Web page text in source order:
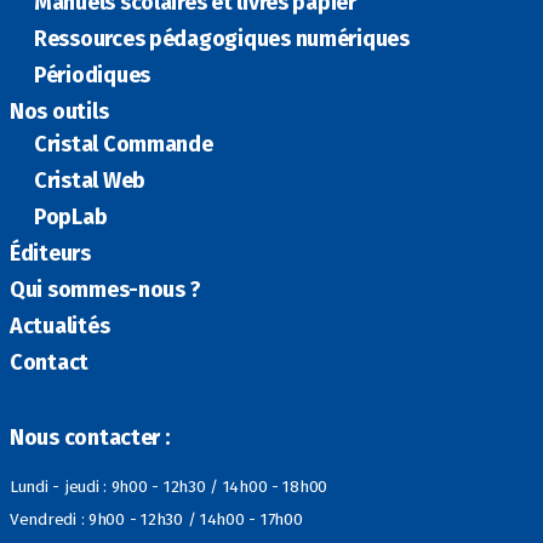
Ressources pédagogiques numériques
Périodiques
Nos outils
Cristal Commande
Cristal Web
PopLab
Éditeurs
Qui sommes-nous ?
Actualités
Contact
Nous contacter :
Lundi - jeudi : 9h00 - 12h30 / 14h00 - 18h00
Vendredi : 9h00 - 12h30 / 14h00 - 17h00